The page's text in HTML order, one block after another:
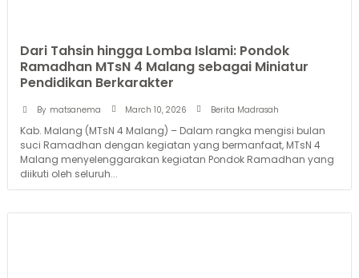
Dari Tahsin hingga Lomba Islami: Pondok
Ramadhan MTsN 4 Malang sebagai Miniatur
Pendidikan Berkarakter
By matsanema March 10, 2026 Berita Madrasah
Kab. Malang (MTsN 4 Malang) – Dalam rangka mengisi bulan
suci Ramadhan dengan kegiatan yang bermanfaat, MTsN 4
Malang menyelenggarakan kegiatan Pondok Ramadhan yang
diikuti oleh seluruh...